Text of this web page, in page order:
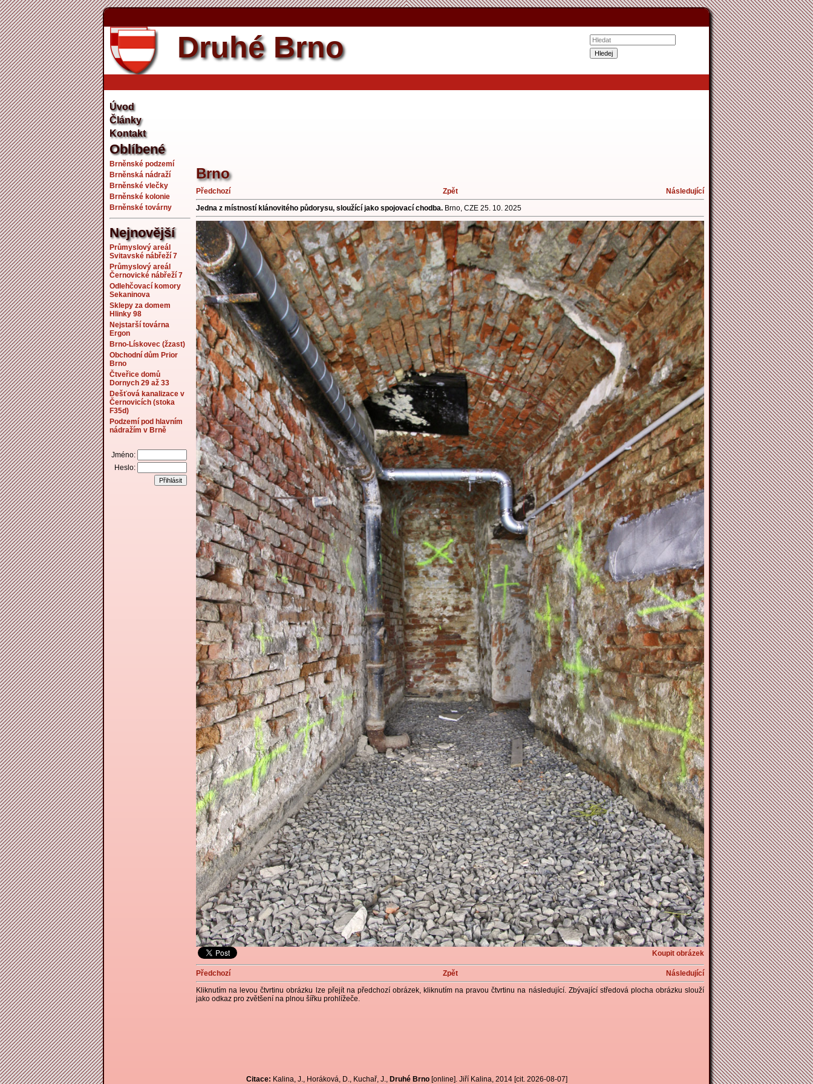
Zpět by se nemělo měnit.
Druhé Brno
Úvod
Články
Kontakt
Oblíbené
Brněnské podzemí
Brněnská nádraží
Brněnské vlečky
Brněnské kolonie
Brněnské továrny
Nejnovější
Průmyslový areál
Svitavské nábřeží 7
Průmyslový areál
Černovické nábřeží 7
Odlehčovací komory
Sekaninova
Sklepy za domem
Hlinky 98
Nejstarší továrna
Ergon
Brno-Lískovec (žzast)
Obchodní dům Prior
Brno
Čtveřice domů
Dornych 29 až 33
Dešťová kanalizace v
Černovicích (stoka
F35d)
Podzemí pod hlavním
nádražím v Brně
Jméno:
Heslo:
Brno
Předchozí Zpět
Následující
Jedna z místností klánovitého půdorysu, sloužící jako spojovací chodba. Brno, CZE 25. 10. 2025
Koupit obrázek
Předchozí Zpět
Následující
Kliknutím na levou čtvrtinu obrázku lze přejít na předchozí obrázek, kliknutím na pravou čtvrtinu na následující. Zbývající středová plocha obrázku slouží
jako odkaz pro zvětšení na plnou šířku prohlížeče.
Citace: Kalina, J., Horáková, D., Kuchař, J., Druhé Brno[online]. Jiří Kalina, 2014 [cit. 2026-08-07]